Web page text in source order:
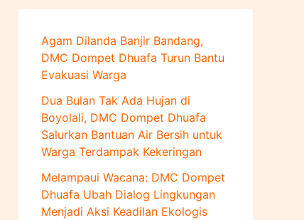
u
t
k
:
Agam Dilanda Banjir Bandang,
DMC Dompet Dhuafa Turun Bantu
Evakuasi Warga
Dua Bulan Tak Ada Hujan di
Boyolali, DMC Dompet Dhuafa
Salurkan Bantuan Air Bersih untuk
Warga Terdampak Kekeringan
Melampaui Wacana: DMC Dompet
Dhuafa Ubah Dialog Lingkungan
Menjadi Aksi Keadilan Ekologis